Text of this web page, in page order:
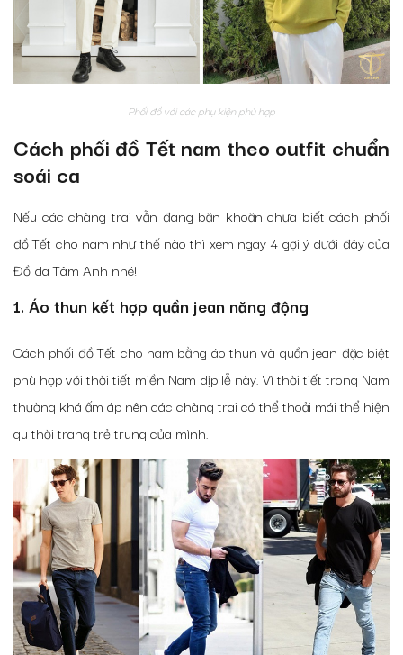
Phối đồ với các phụ kiện phù hợp
Cách phối đồ Tết nam theo outfit chuẩn
soái ca
Nếu các chàng trai vẫn đang băn khoăn chưa biết cách phối
đồ Tết cho nam như thế nào thì xem ngay 4 gợi ý dưới đây của
Đồ da Tâm Anh nhé!
1. Áo thun kết hợp quần jean năng động
Cách phối đồ Tết cho nam bằng áo thun và quần jean đặc biệt
phù hợp với thời tiết miền Nam dịp lễ này. Vì thời tiết trong Nam
thường khá ấm áp nên các chàng trai có thể thoải mái thể hiện
gu thời trang trẻ trung của mình.